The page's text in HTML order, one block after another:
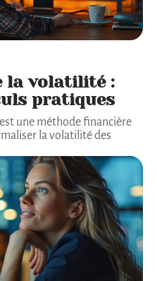
la volatilité :
pratiques
une méthode financière
la volatilité des